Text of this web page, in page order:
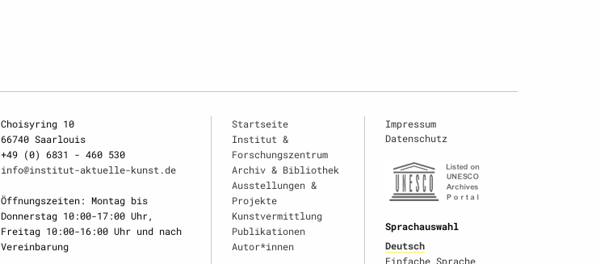
Choisyring 10
66740 Saarlouis
+49 (0) 6831 - 460 530
info@institut-aktuelle-kunst.de
Öffnungszeiten: Montag bis
Donnerstag 10:00-17:00 Uhr,
Freitag 10:00-16:00 Uhr und nach
Vereinbarung
Startseite
Institut &
Forschungszentrum
Archiv & Bibliothek
Ausstellungen &
Projekte
Kunstvermittlung
Publikationen
Autor*innen
Impressum
Datenschutz
Sprachauswahl
Deutsch
Einfache Sprache